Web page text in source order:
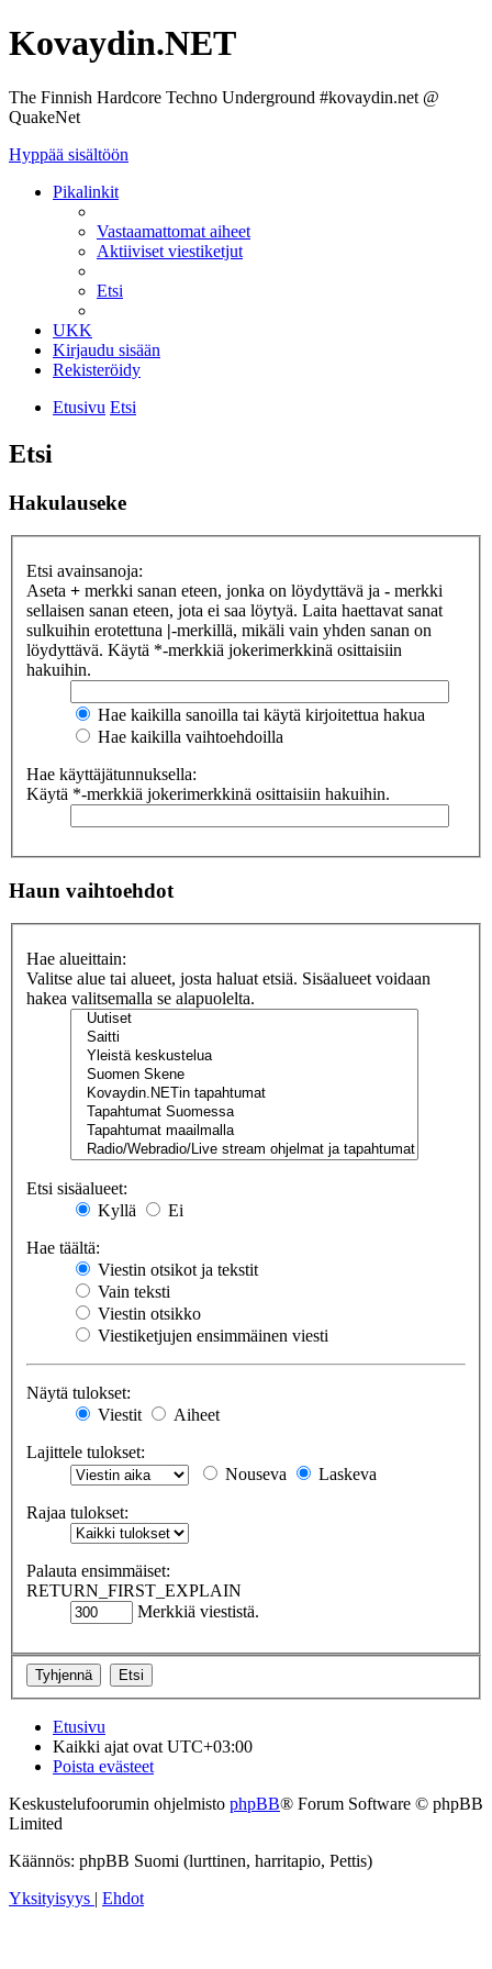
Kovaydin.NET
The Finnish Hardcore Techno Underground #kovaydin.net @
QuakeNet
Hyppää sisältöön
Pikalinkit
Vastaamattomat aiheet
Aktiiviset viestiketjut
Etsi
UKK
Kirjaudu sisään
Rekisteröidy
Etusivu Etsi
Etsi
Hakulauseke
Etsi avainsanoja:
Aseta + merkki sanan eteen, jonka on löydyttävä ja - merkki
sellaisen sanan eteen, jota ei saa löytyä. Laita haettavat sanat
sulkuihin erotettuna |-merkillä, mikäli vain yhden sanan on
löydyttävä. Käytä *-merkkiä jokerimerkkinä osittaisiin
hakuihin.
Hae kaikilla sanoilla tai käytä kirjoitettua hakua
Hae kaikilla vaihtoehdoilla
Hae käyttäjätunnuksella:
Käytä *-merkkiä jokerimerkkinä osittaisiin hakuihin.
Haun vaihtoehdot
Hae alueittain:
Valitse alue tai alueet, josta haluat etsiä. Sisäalueet voidaan
hakea valitsemalla se alapuolelta.
Etsi sisäalueet:
Kyllä
Ei
Hae täältä:
Viestin otsikot ja tekstit
Vain teksti
Viestin otsikko
Viestiketjujen ensimmäinen viesti
Näytä tulokset:
Viestit
Aiheet
Lajittele tulokset:
Nouseva
Laskeva
Rajaa tulokset:
Palauta ensimmäiset:
RETURN_FIRST_EXPLAIN
Merkkiä viestistä.
Etusivu
Kaikki ajat ovat UTC+03:00
Poista evästeet
Keskustelufoorumin ohjelmisto phpBB® Forum Software © phpBB
Limited
Käännös: phpBB Suomi (lurttinen, harritapio, Pettis)
Yksityisyys | Ehdot